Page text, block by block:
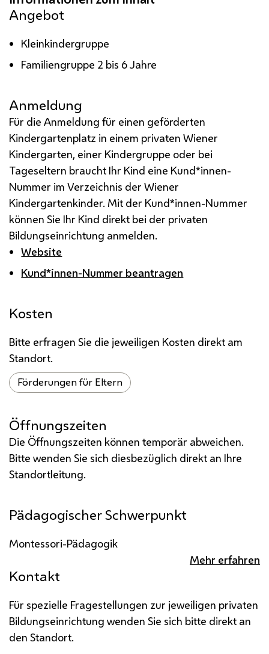
Angebot
Kleinkindergruppe
Familiengruppe 2 bis 6 Jahre
Anmeldung
Für die Anmeldung für einen geförderten
Kindergartenplatz in einem privaten Wiener
Kindergarten, einer Kindergruppe oder bei
Tageseltern braucht Ihr Kind eine Kund*innen-
Nummer im Verzeichnis der Wiener
Kindergartenkinder. Mit der Kund*innen-Nummer
können Sie Ihr Kind direkt bei der privaten
Bildungseinrichtung anmelden.
Website
Kund*innen-Nummer beantragen
Kosten
Bitte erfragen Sie die jeweiligen Kosten direkt am
Standort.
Förderungen für Eltern
Öffnungszeiten
Die Öffnungszeiten können temporär abweichen.
Bitte wenden Sie sich diesbezüglich direkt an Ihre
Standortleitung.
Pädagogischer Schwerpunkt
Montessori-Pädagogik
Mehr erfahren
Kontakt
Für spezielle Fragestellungen zur jeweiligen privaten
Bildungseinrichtung wenden Sie sich bitte direkt an
den Standort.